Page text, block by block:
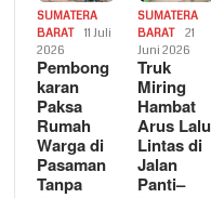
SUMATERA
BARAT
11 Juli
2026
Pembong
karan
Paksa
Rumah
Warga di
Pasaman
Tanpa
SUMATERA
BARAT
21
Juni 2026
Truk
Miring
Hambat
Arus Lalu
Lintas di
Jalan
Panti–